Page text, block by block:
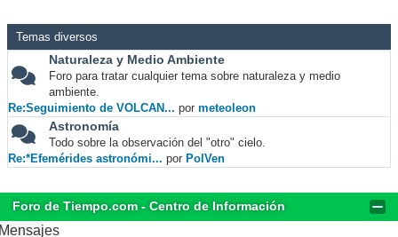
Temas diversos
Naturaleza y Medio Ambiente
Foro para tratar cualquier tema sobre naturaleza y medio
ambiente.
Re:Seguimiento de VOLCAN... por meteoleon
Astronomía
Todo sobre la observación del "otro" cielo.
Re:*Efemérides astronómi... por PolVen
Foro de Tiempo.com - Centro de Información